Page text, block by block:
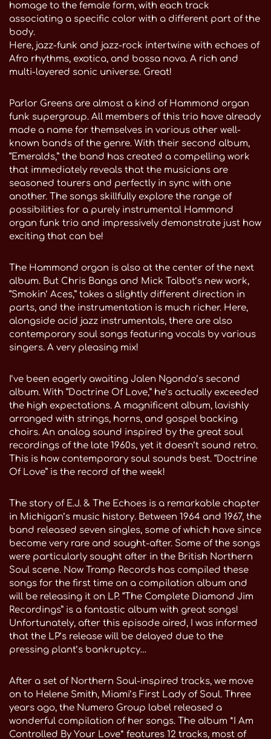
homage to the female form, with each track
associating a specific color with a different part of the
body.
Here, jazz-funk and jazz-rock intertwine with echoes of
Afro rhythms, exotica, and bossa nova. A rich and
multi-layered sonic universe. Great!
Parlor Greens are almost a kind of Hammond organ
funk supergroup. All members of this trio have already
made a name for themselves in various other well-
known bands of the genre. With their second album,
“Emeralds,” the band has created a compelling work
that immediately reveals that the musicians are
seasoned tourers and perfectly in sync with one
another. The songs skillfully explore the range of
possibilities for a purely instrumental Hammond
organ funk trio and impressively demonstrate just how
exciting that can be!
The Hammond organ is also at the center of the next
album. But Chris Bangs and Mick Talbot’s new work,
“Smokin’ Aces,” takes a slightly different direction in
parts, and the instrumentation is much richer. Here,
alongside acid jazz instrumentals, there are also
contemporary soul songs featuring vocals by various
singers. A very pleasing mix!
I’ve been eagerly awaiting Jalen Ngonda’s second
album. With “Doctrine Of Love,” he’s actually exceeded
the high expectations. A magnificent album, lavishly
arranged with strings, horns, and gospel backing
choirs. An analog sound inspired by the great soul
recordings of the late 1960s, yet it doesn’t sound retro.
This is how contemporary soul sounds best. “Doctrine
Of Love” is the record of the week!
The story of E.J. & The Echoes is a remarkable chapter
in Michigan’s music history. Between 1964 and 1967, the
band released seven singles, some of which have since
become very rare and sought-after. Some of the songs
were particularly sought after in the British Northern
Soul scene. Now Tramp Records has compiled these
songs for the first time on a compilation album and
will be releasing it on LP. “The Complete Diamond Jim
Recordings” is a fantastic album with great songs!
Unfortunately, after this episode aired, I was informed
that the LP’s release will be delayed due to the
pressing plant’s bankruptcy…
After a set of Northern Soul-inspired tracks, we move
on to Helene Smith, Miami’s First Lady of Soul. Three
years ago, the Numero Group label released a
wonderful compilation of her songs. The album *I Am
Controlled By Your Love* features 12 tracks, most of